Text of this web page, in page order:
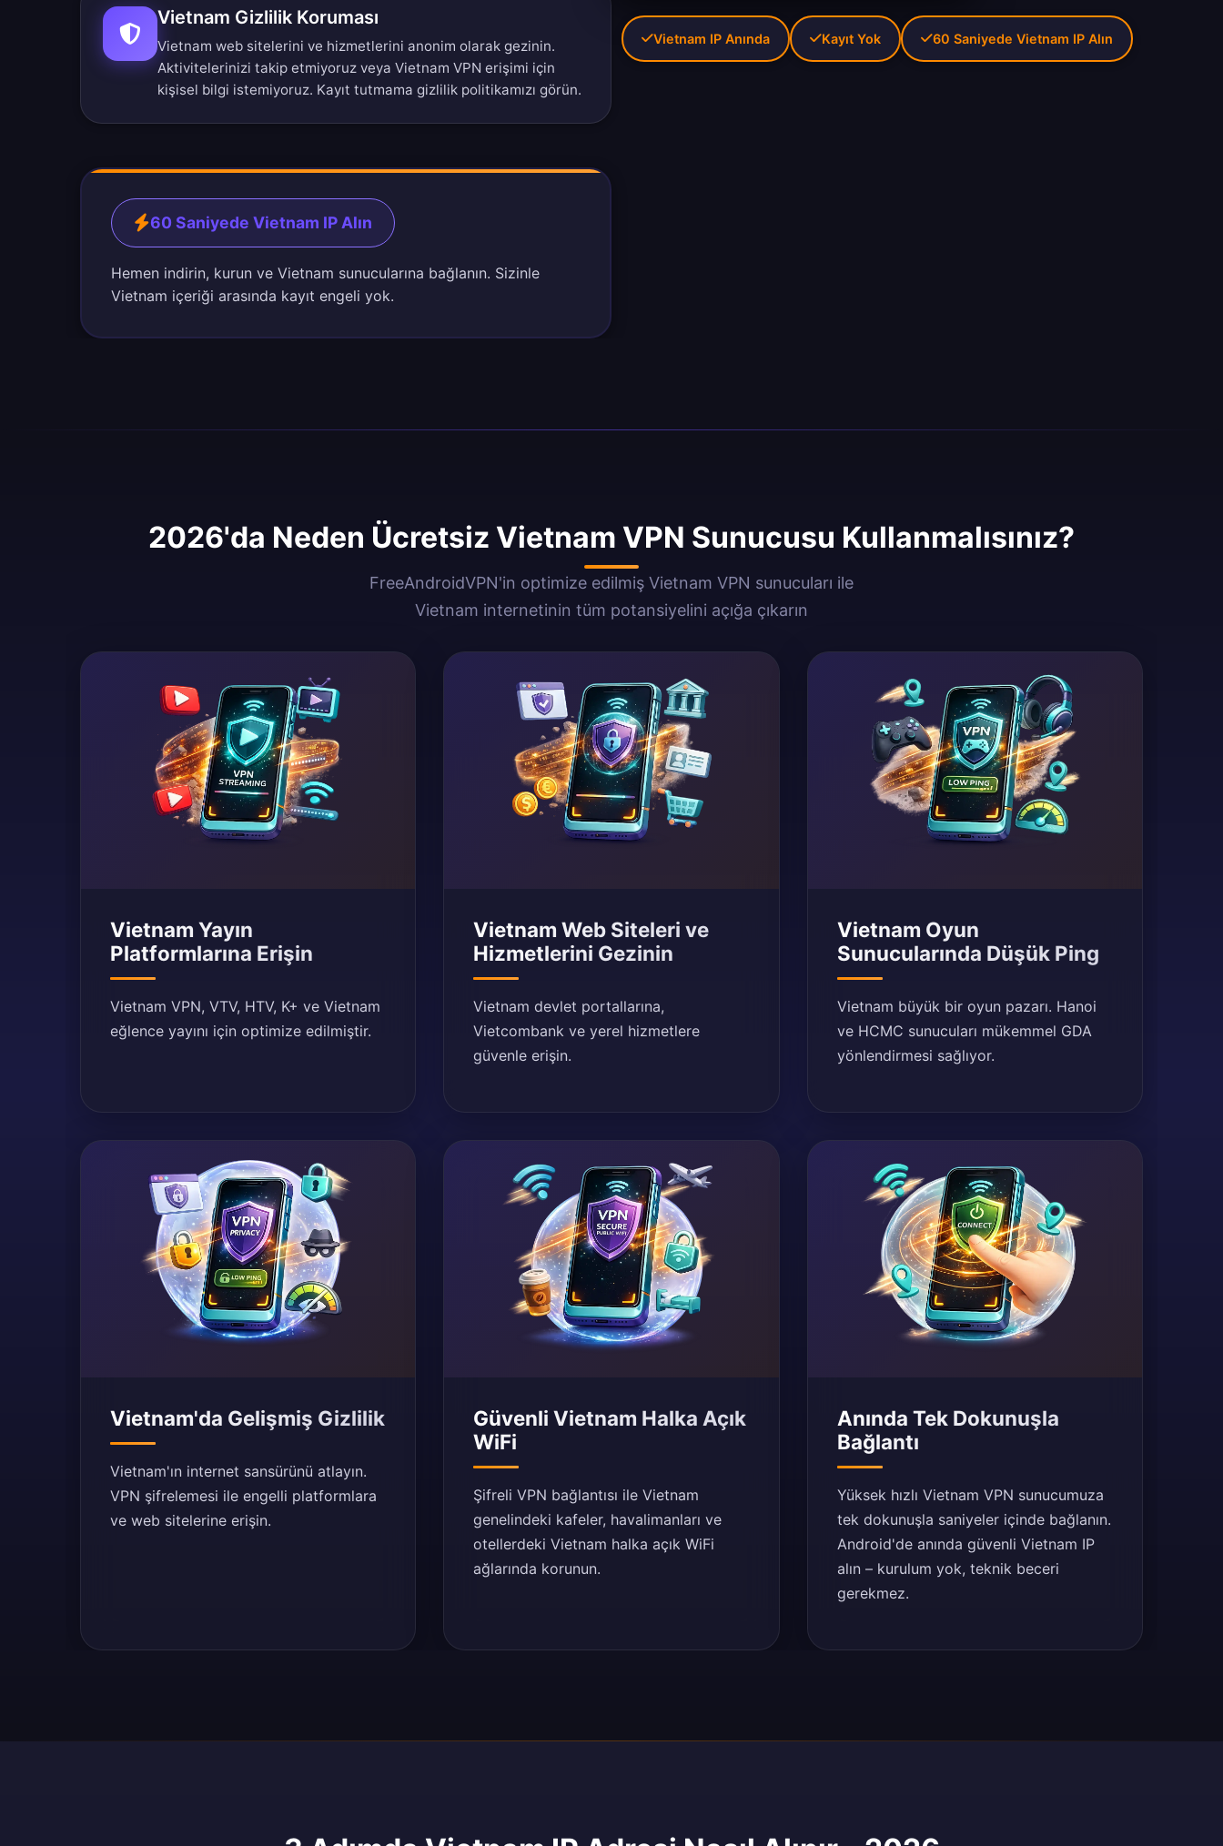
Vietnam Gizlilik Koruması
Vietnam web sitelerini ve hizmetlerini anonim olarak gezinin.
Aktivitelerinizi takip etmiyoruz veya Vietnam VPN erişimi için
kişisel bilgi istemiyoruz. Kayıt tutmama gizlilik politikamızı görün.
60 Saniyede Vietnam IP Alın
Hemen indirin, kurun ve Vietnam sunucularına bağlanın. Sizinle
Vietnam içeriği arasında kayıt engeli yok.
Vietnam IP Anında Kayıt Yok 60 Saniyede Vietnam IP Alın
2026'da Neden Ücretsiz Vietnam VPN Sunucusu Kullanmalısınız?
FreeAndroidVPN'in optimize edilmiş Vietnam VPN sunucuları ile
Vietnam internetinin tüm potansiyelini açığa çıkarın
Vietnam Yayın
Platformlarına Erişin
Vietnam VPN, VTV, HTV, K+ ve Vietnam
eğlence yayını için optimize edilmiştir.
Vietnam Web Siteleri ve
Hizmetlerini Gezinin
Vietnam devlet portallarına,
Vietcombank ve yerel hizmetlere
güvenle erişin.
Vietnam Oyun
Sunucularında Düşük Ping
Vietnam büyük bir oyun pazarı. Hanoi
ve HCMC sunucuları mükemmel GDA
yönlendirmesi sağlıyor.
Vietnam'da Gelişmiş Gizlilik
Vietnam'ın internet sansürünü atlayın.
VPN şifrelemesi ile engelli platformlara
ve web sitelerine erişin.
Güvenli Vietnam Halka Açık
WiFi
Şifreli VPN bağlantısı ile Vietnam
genelindeki kafeler, havalimanları ve
otellerdeki Vietnam halka açık WiFi
ağlarında korunun.
Anında Tek Dokunuşla
Bağlantı
Yüksek hızlı Vietnam VPN sunucumuza
tek dokunuşla saniyeler içinde bağlanın.
Android'de anında güvenli Vietnam IP
alın – kurulum yok, teknik beceri
gerekmez.